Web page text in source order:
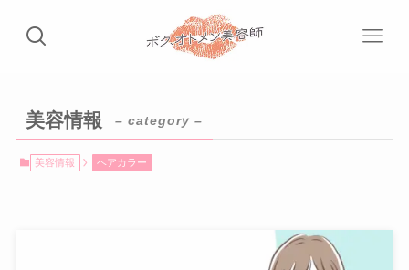
美容情報 – category –
美容情報 ヘアカラー